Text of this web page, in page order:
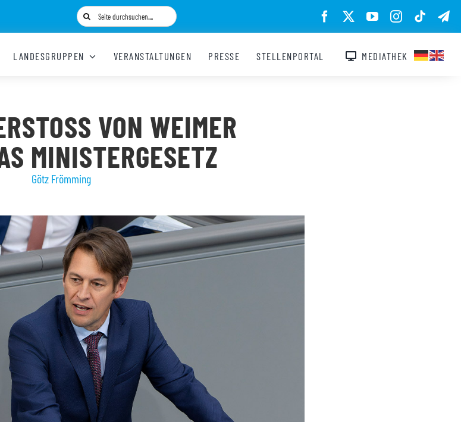
Suche
nach:
LANDESGRUPPEN VERANSTALTUNGEN PRESSE STELLENPORTAL MEDIATHEK
VON WEIMER G
MINISTERGESETZ
Götz Frömming